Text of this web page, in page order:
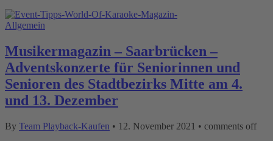
Allgemein
Musikermagazin – Saarbrücken –
Adventskonzerte für Seniorinnen und
Senioren des Stadtbezirks Mitte am 4.
und 13. Dezember
By Team Playback-Kaufen • 12. November 2021 • comments off